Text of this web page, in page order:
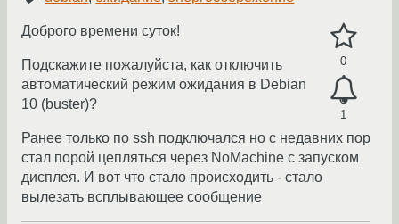
0
1
Доброго времени суток!
Подскажите пожалуйста, как отключить
автоматический режим ожидания в Debian
10 (buster)?
Ранее только по ssh подключался но с недавних пор
стал порой цепляться через NoMachine с запуском
дисплея. И вот что стало происходить - стало
вылезать всплывающее сообщение